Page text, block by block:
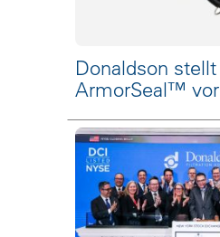
Donaldson stellt
ArmorSeal™ vor